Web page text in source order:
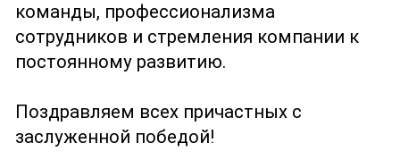
команды, профессионализма
сотрудников и стремления компании к
постоянному развитию.
Поздравляем всех причастных с
заслуженной победой!